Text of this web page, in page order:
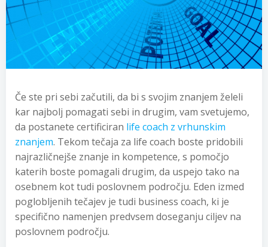
Če ste pri sebi začutili, da bi s svojim znanjem želeli
kar najbolj pomagati sebi in drugim, vam svetujemo,
da postanete certificiran life coach z vrhunskim
znanjem. Tekom tečaja za life coach boste pridobili
najrazličnejše znanje in kompetence, s pomočjo
katerih boste pomagali drugim, da uspejo tako na
osebnem kot tudi poslovnem področju. Eden izmed
poglobljenih tečajev je tudi business coach, ki je
specifično namenjen predvsem doseganju ciljev na
poslovnem področju.